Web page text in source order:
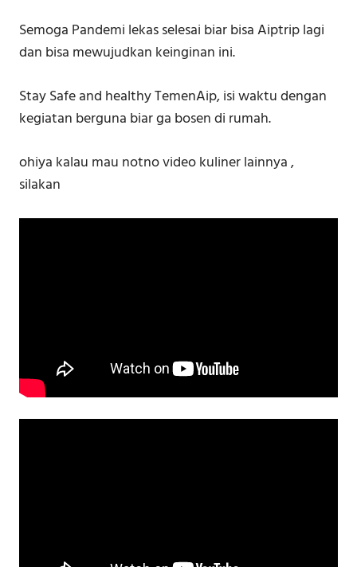
Semoga Pandemi lekas selesai biar bisa Aiptrip lagi
dan bisa mewujudkan keinginan ini.
Stay Safe and healthy TemenAip, isi waktu dengan
kegiatan berguna biar ga bosen di rumah.
ohiya kalau mau notno video kuliner lainnya ,
silakan